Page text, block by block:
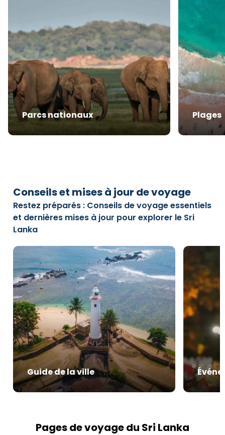
Parcs nationaux Plages
Conseils et mises à jour de voyage
Restez préparés : Conseils de voyage essentiels
et dernières mises à jour pour explorer le Sri
Lanka
Guide de la ville
Pages de voyage du Sri Lanka